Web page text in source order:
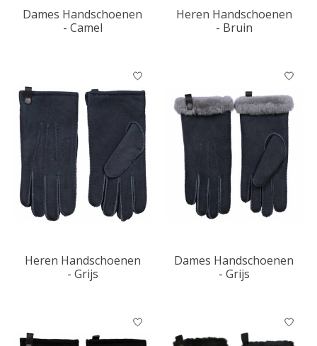
Dames Handschoenen
- Camel
Heren Handschoenen
- Bruin
Heren Handschoenen
- Grijs
Dames Handschoenen
- Grijs